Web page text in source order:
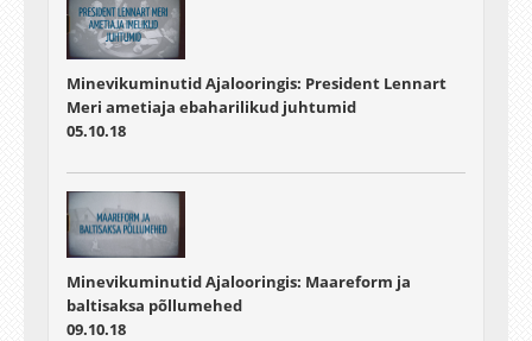
Minevikuminutid Ajalooringis: President Lennart
Meri ametiaja ebaharilikud juhtumid
05.10.18
Minevikuminutid Ajalooringis: Maareform ja
baltisaksa põllumehed
09.10.18